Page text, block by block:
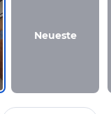
Neueste